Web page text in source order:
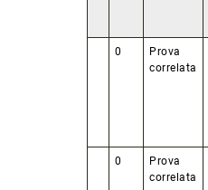
0
Prova
correlata
0
Prova
correlata